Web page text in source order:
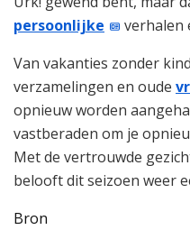
persoonlijke
verhalen
Van vakanties zonder
verzamelingen en oude
opnieuw worden
vastberaden om je
Met de vertrouwde
belooft dit seizoen weer
Bron